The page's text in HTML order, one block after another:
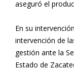
aseguró el
En su
intervención de
gestión ante la
Estado de